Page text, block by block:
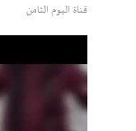
قناة اليوم الثامن